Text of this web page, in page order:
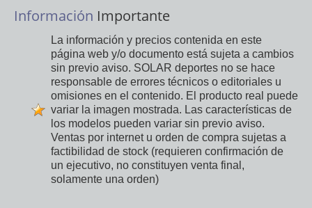
Información Importante
La información y precios contenida en este
página web y/o documento está sujeta a cambios
sin previo aviso. SOLAR deportes no se hace
responsable de errores técnicos o editoriales u
omisiones en el contenido. El producto real puede
variar la imagen mostrada. Las características de
los modelos pueden variar sin previo aviso.
Ventas por internet u orden de compra sujetas a
factibilidad de stock (requieren confirmación de
un ejecutivo, no constituyen venta final,
solamente una orden)